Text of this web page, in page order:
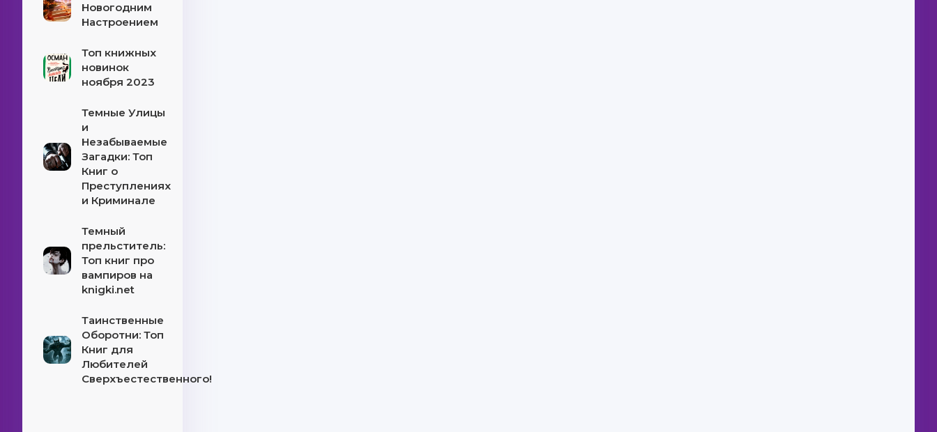
Новогодним
Настроением
Топ книжных
новинок
ноября 2023
Темные Улицы
и
Незабываемые
Загадки: Топ
Книг о
Преступлениях
и Криминале
Темный
прельститель:
Топ книг про
вампиров на
knigki.net
Таинственные
Оборотни: Топ
Книг для
Любителей
Сверхъестественного!